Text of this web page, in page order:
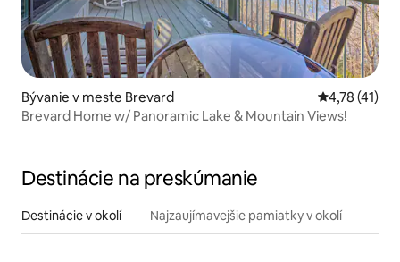
Bývanie v meste Brevard Priemerné
4,78 (41)
Brevard Home w/ Panoramic Lake & Mountain Views!
Destinácie na preskúmanie
Destinácie v okolí Najzaujímavejšie pamiatky v okolí